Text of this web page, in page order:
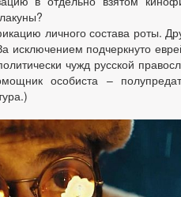
личного состава роты.
исключением подчеркнуто
чужд русской
особиста –